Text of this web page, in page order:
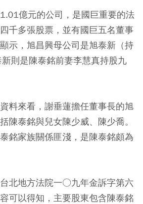
億元的公司，是國巨重要的法
千多張股票，並有國巨五名董事
示，旭昌興母公司是旭泰新（持
則是陳泰銘前妻李慧真持股九
料來看，謝垂蓮擔任董事長的旭
陳泰銘與兒女陳少威、陳少喬。
銘家族關係匪淺，是陳泰銘頗為
北地方法院一○九年金訴字第六
可以得知，主要股東包含陳泰銘